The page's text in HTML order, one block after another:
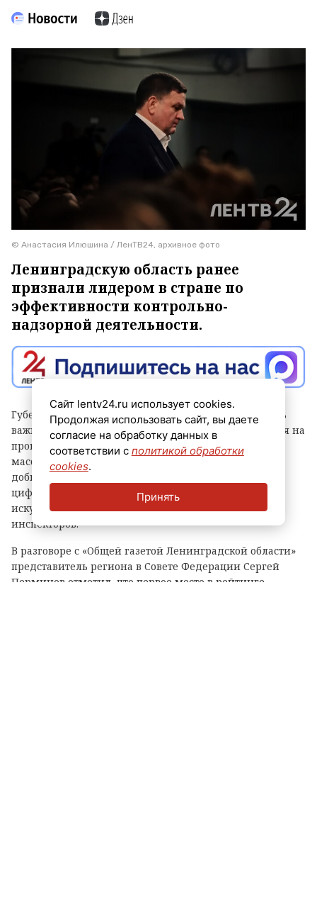
© Анастасия Илюшина / ЛенТВ24, архивное фото
Ленинградскую область ранее
признали лидером в стране по
эффективности контрольно-
надзорной деятельности.
Губернатор Александр Дрозденко заявил, что теперь
важно сохранить лидерство после отмены моратория на
проверки, а для этого контроль должен быть не
массовым, а точным и современным. Чтобы этого
добиться, в Ленобласти, в частности, развивают
цифровые сервисы, используют беспилотники и
искусственный интеллект, а также обучают
инспекторов.
В разговоре с «Общей газетой Ленинградской области»
представитель региона в Совете Федерации Сергей
Перминов отметил, что первое место в рейтинге
Сайт lentv24.ru использует cookies.
Продолжая использовать сайт, вы даете
согласие на обработку данных в
соответствии с политикой обработки
cookies.
Принять